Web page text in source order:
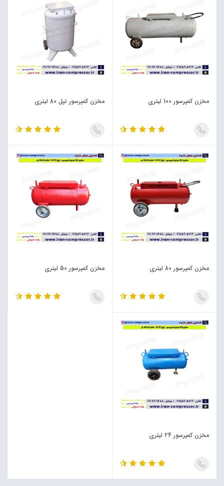
مخزن کمپرسور 100 لیتری مخزن کمپرسور تپل 80 لیتری
مخزن کمپرسور 80 لیتری مخزن کمپرسور 50 لیتری
مخزن کمپرسور 24 لیتری